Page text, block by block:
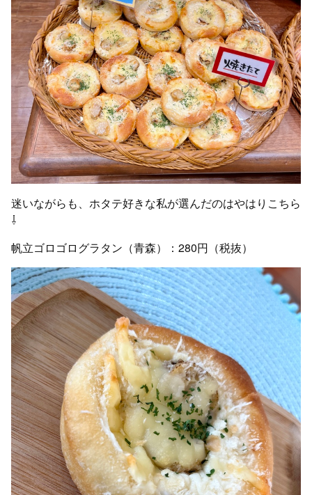
迷いながらも、ホタテ好きな私が選んだのはやはりこちら
⇩
帆立ゴロゴログラタン（青森）：280円（税抜）